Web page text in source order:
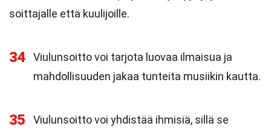
soittajalle että kuulijoille.
34
Viulunsoitto voi tarjota luovaa ilmaisua ja
mahdollisuuden jakaa tunteita musiikin kautta.
35
Viulunsoitto voi yhdistää ihmisiä, sillä se